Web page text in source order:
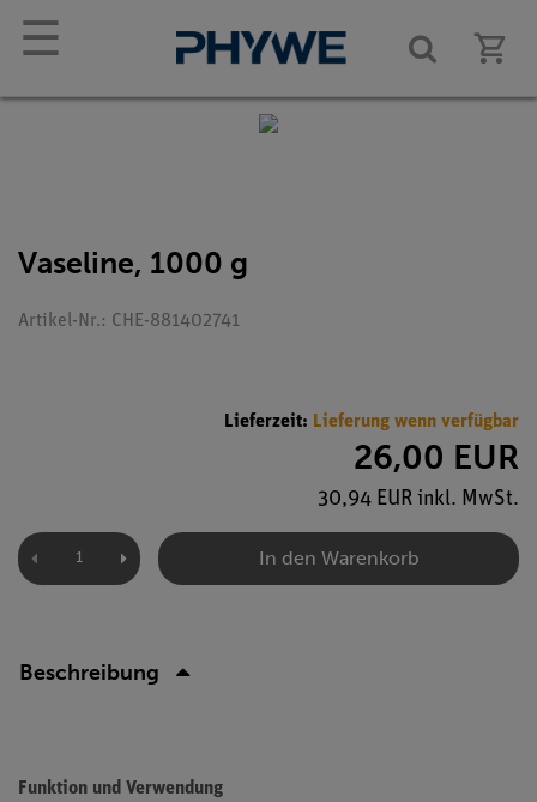
☰
Vaseline, 1000 g
Artikel-Nr.: CHE-881402741
Lieferzeit: Lieferung wenn verfügbar
26,00 EUR
30,94 EUR inkl. MwSt.
In den Warenkorb
Beschreibung
Funktion und Verwendung